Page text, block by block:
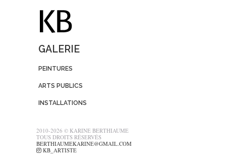
GALERIE
PEINTURES
ARTS PUBLICS
INSTALLATIONS
2010-2026 © KARINE BERTHIAUME
TOUS DROITS RÉSERVÉS
BERTHIAUMEKARINE@GMAIL.COM
KB_ARTISTE